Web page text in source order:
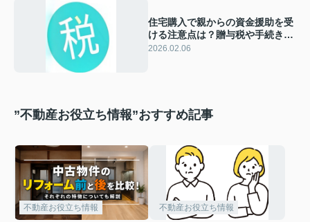
住宅購入で親からの資金援助を受
ける注意点は？贈与税や手続きの
基本をわかりやすく解説
2026.02.06
”不動産お役立ち情報”おすすめ記事
不動産お役立ち情報 不動産お役立ち情報